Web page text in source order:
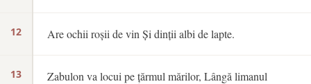
12
13
Are ochii roșii de vin Și dinții albi de lapte.
Zabulon va locui pe țărmul mărilor, Lângă limanul